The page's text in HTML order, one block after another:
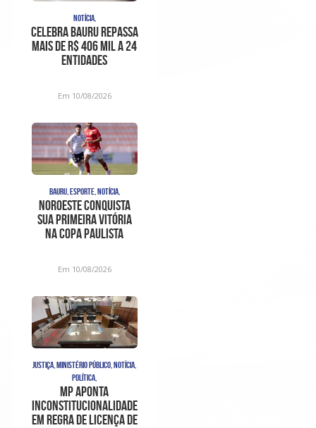
NOTÍCIA,
Celebra Bauru repassa
mais de R$ 406 mil a 24
entidades
Em 10/08/2026
BAURU, ESPORTE, NOTÍCIA,
Noroeste conquista
sua primeira vitória
na Copa Paulista
Em 10/08/2026
JUSTIÇA, MINISTÉRIO PÚBLICO, NOTÍCIA,
POLÍTICA,
MP aponta
inconstitucionalidade
em regra de licença de